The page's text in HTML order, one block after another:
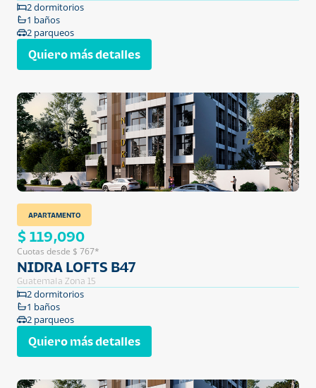
2 dormitorios
1 baños
2 parqueos
Quiero más detalles
APARTAMENTO
$ 119,090
Cuotas desde $ 767*
NIDRA LOFTS B47
Guatemala Zona 15
2 dormitorios
1 baños
2 parqueos
Quiero más detalles